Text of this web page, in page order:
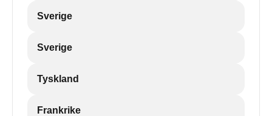
Sverige
Sverige
Tyskland
Frankrike